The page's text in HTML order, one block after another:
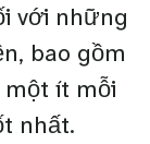
với những
bao gồm
ít mỗi
nhất.